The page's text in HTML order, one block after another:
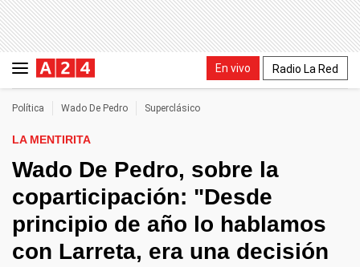
En vivo Radio La Red
Política Wado De Pedro Superclásico
LA MENTIRITA
Wado De Pedro, sobre la
coparticipación: "Desde
principio de año lo hablamos
con Larreta, era una decisión